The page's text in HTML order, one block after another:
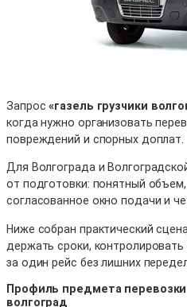
Запрос«газель грузчики
когда нужно организовать
повреждений и спорных доплат.
Для Волгограда и
от подготовки: понятный
согласованное окно подачи и
Ниже собран практический
держать сроки,
за один рейс без лишних
Профиль предмета
волгоград